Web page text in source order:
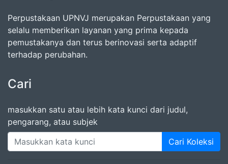
Perpustakaan UPNVJ merupakan Perpustakaan yang
selalu memberikan layanan yang prima kepada
pemustakanya dan terus berinovasi serta adaptif
terhadap perubahan.
Cari
masukkan satu atau lebih kata kunci dari judul,
pengarang, atau subjek
Cari Koleksi